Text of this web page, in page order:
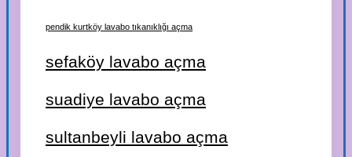
pendik kurtköy lavabo tıkanıklığı açma
sefaköy lavabo açma
suadiye lavabo açma
sultanbeyli lavabo açma